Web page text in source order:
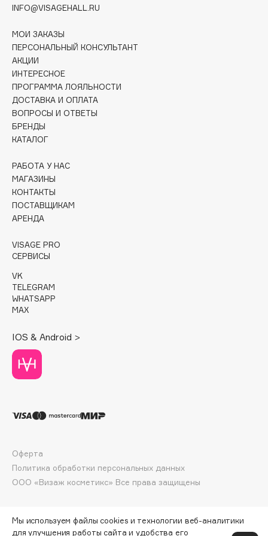
Collagenina
CosRX
Cottolina
Crescina
Curaprox
D
d'Alba
DABO
Darphin
Davines
Deonica
Dessange
Dior
Dolomit
Dorco
Dr. Vranjes Firenze
DSD de Luxe
INFO@VISAGEHALL.RU
МОИ ЗАКАЗЫ
ПЕРСОНАЛЬНЫЙ КОНСУЛЬТАНТ
АКЦИИ
ИНТЕРЕСНОЕ
ПРОГРАММА ЛОЯЛЬНОСТИ
ДОСТАВКА И ОПЛАТА
ВОПРОСЫ И ОТВЕТЫ
БРЕНДЫ
КАТАЛОГ
РАБОТА У НАС
МАГАЗИНЫ
КОНТАКТЫ
ПОСТАВЩИКАМ
АРЕНДА
VISAGE PRO
СЕРВИСЫ
VK
TELEGRAM
WHATSAPP
MAX
IOS & Android >
ООО «Визаж косметикс» Все права защищены
Оферта
Политика обработки персональных данных
Мы используем файлы cookies и технологии веб-аналитики
для улучшения работы сайта и удобства его